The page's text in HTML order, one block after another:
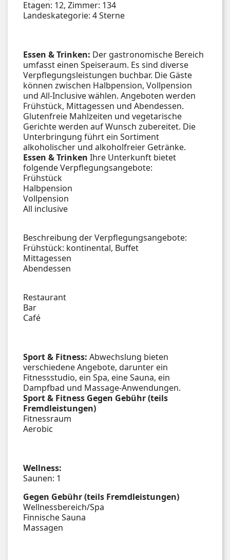
Etagen: 12, Zimmer: 134
Landeskategorie: 4 Sterne
Essen & Trinken: Der gastronomische Bereich
umfasst einen Speiseraum. Es sind diverse
Verpflegungsleistungen buchbar. Die Gäste
können zwischen Halbpension, Vollpension
und All-Inclusive wählen. Angeboten werden
Frühstück, Mittagessen und Abendessen.
Glutenfreie Mahlzeiten und vegetarische
Gerichte werden auf Wunsch zubereitet. Die
Unterbringung führt ein Sortiment
alkoholischer und alkoholfreier Getränke.
Essen & Trinken Ihre Unterkunft bietet
folgende Verpflegungsangebote:
Frühstück
Halbpension
Vollpension
All inclusive
Beschreibung der Verpflegungsangebote:
Frühstück: kontinental, Buffet
Mittagessen
Abendessen
Restaurant
Bar
Café
Sport & Fitness: Abwechslung bieten
verschiedene Angebote, darunter ein
Fitnessstudio, ein Spa, eine Sauna, ein
Dampfbad und Massage-Anwendungen.
Sport & Fitness Gegen Gebühr (teils
Fremdleistungen)
Fitnessraum
Aerobic
Wellness:
Saunen: 1
Gegen Gebühr (teils Fremdleistungen)
Wellnessbereich/Spa
Finnische Sauna
Massagen